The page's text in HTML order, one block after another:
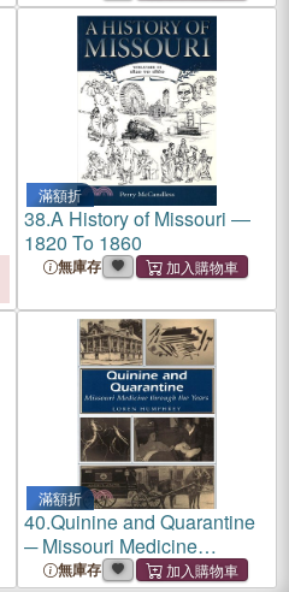
滿額折
38.A History of Missouri ―
1820 To 1860
無庫存
滿額折
40.Quinine and Quarantine
─ Missouri Medicine
Through the Years
無庫存